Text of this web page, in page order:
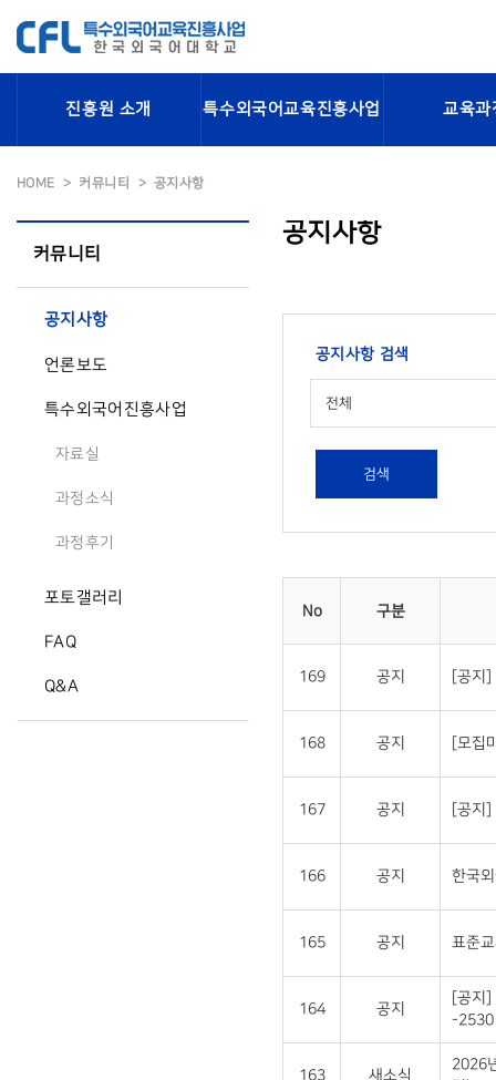
진흥원 소개 특수외국어교육진흥사업 교육과
HOME 커뮤니티 공지사항
커뮤니티
공지사항
언론보도
특수외국어진흥사업
자료실
과정소식
과정후기
포토갤러리
FAQ
Q&A
공지사항
공지사항 검색
전체
검색
No 구분
169 공지 [공지]
168 공지 [모집
167 공지 [공지]
166 공지 한국
165 공지 표준
164 공지
[공지]
-2530
163 새소식
2026